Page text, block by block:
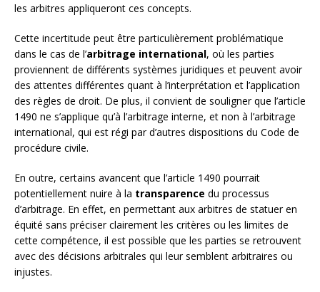
les arbitres appliqueront ces concepts.
Cette incertitude peut être particulièrement problématique
dans le cas de l’arbitrage international, où les parties
proviennent de différents systèmes juridiques et peuvent avoir
des attentes différentes quant à l’interprétation et l’application
des règles de droit. De plus, il convient de souligner que l’article
1490 ne s’applique qu’à l’arbitrage interne, et non à l’arbitrage
international, qui est régi par d’autres dispositions du Code de
procédure civile.
En outre, certains avancent que l’article 1490 pourrait
potentiellement nuire à la transparence du processus
d’arbitrage. En effet, en permettant aux arbitres de statuer en
équité sans préciser clairement les critères ou les limites de
cette compétence, il est possible que les parties se retrouvent
avec des décisions arbitrales qui leur semblent arbitraires ou
injustes.